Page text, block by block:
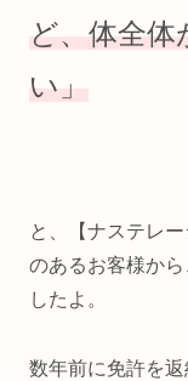
ど、体全体
い」
と、【ナステレ
のあるお客様か
したよ。
数年前に免許を